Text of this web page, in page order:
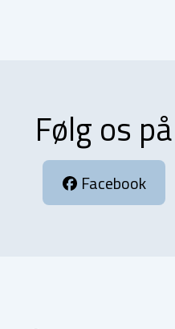
Følg os på
Facebook